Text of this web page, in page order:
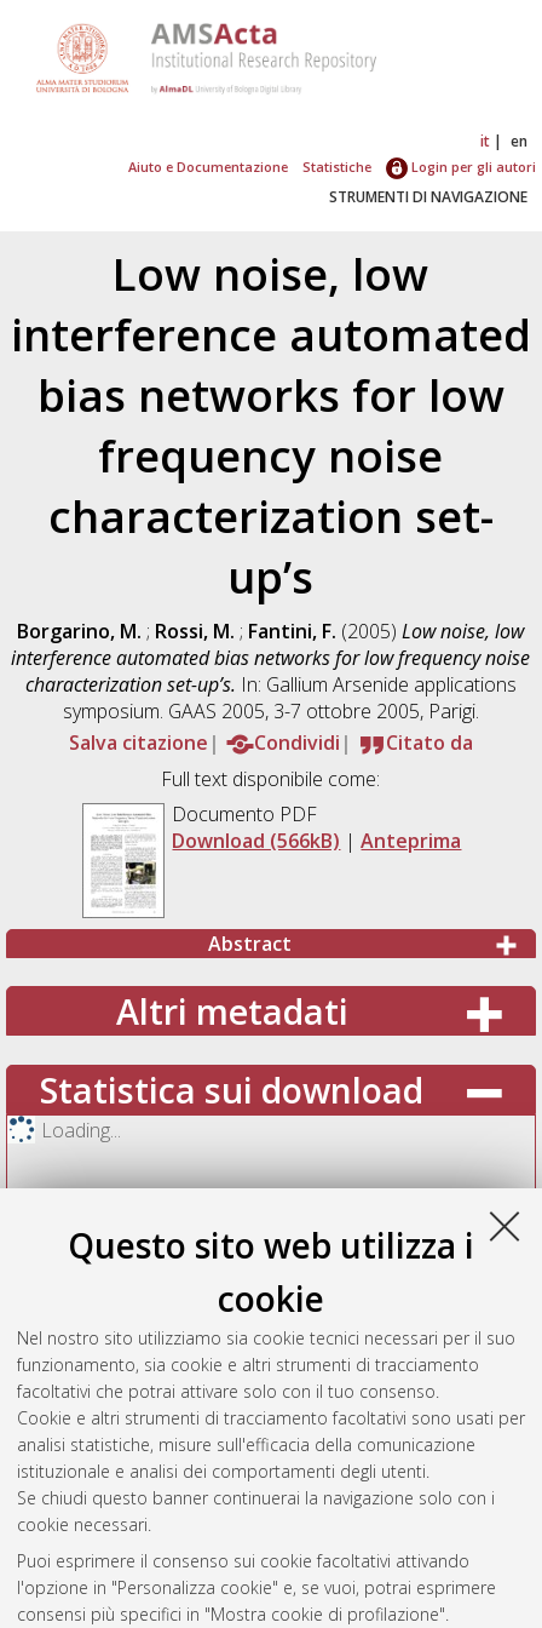
Questo sito web utilizza i
cookie
Nel nostro sito utilizziamo sia cookie tecnici necessari per il suo
funzionamento, sia cookie e altri strumenti di tracciamento
facoltativi che potrai attivare solo con il tuo consenso.
Cookie e altri strumenti di tracciamento facoltativi sono usati per
analisi statistiche, misure sull'efficacia della comunicazione
istituzionale e analisi dei comportamenti degli utenti.
Se chiudi questo banner continuerai la navigazione solo con i
cookie necessari.
Puoi esprimere il consenso sui cookie facoltativi attivando
l'opzione in "Personalizza cookie" e, se vuoi, potrai esprimere
consensi più specifici in "Mostra cookie di profilazione".
it en
Aiuto e Documentazione Statistiche Login per gli autori
STRUMENTI DI NAVIGAZIONE
Low noise, low
interference automated
bias networks for low
frequency noise
characterization set-
up’s
Borgarino, M. ; Rossi, M. ; Fantini, F. (2005)Low noise, low
interference automated bias networks for low frequency noise
characterization set-up’s. In: Gallium Arsenide applications
symposium. GAAS 2005, 3-7 ottobre 2005, Parigi.
Salva citazione
Condividi
Citato da
Full text disponibile come:
Documento PDF
Download (566kB) |Anteprima
Abstract
Altri metadati
Statistica sui download
Loading...
Vedi altre statistiche
Gestione del documento:
Atom
AMS Acta
ISSN: 2038-7954